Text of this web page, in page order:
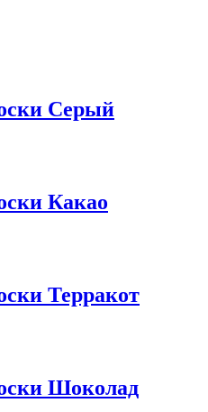
Серый
Какао
Терракот
Шоколад